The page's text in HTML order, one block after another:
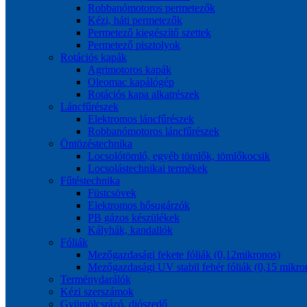
Robbanómotoros permetezők
Kézi, háti permetezők
Permetező kiegészítő szettek
Permetező pisztolyok
Rotációs kapák
Agrimotoros kapák
Oleomac kapálógép
Rotációs kapa alkatrészek
Láncfűrészek
Elektromos láncfűrészek
Robbanómotoros láncfűrészek
Öntözéstechnika
Locsolótömlő, egyéb tömlők, tömlőkocsik
Locsolástechnikai termékek
Fűtéstechnika
Füstcsövek
Elektromos hősugárzók
PB gázos készülékek
Kályhák, kandallók
Fóliák
Mezőgazdasági fekete fóliák (0,12mikronos)
Mezőgazdasági UV stabil fehér fóliák (0,15
Terménydarálók
Kézi szerszámok
Gyümölcsrázó, diószedő